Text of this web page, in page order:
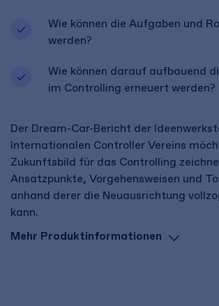
Wie können die Aufgaben und
werden?
Wie können darauf aufbauend
im Controlling erneuert werden?
Der Dream-Car-Bericht der
Internationalen Controller Vereins
Zukunftsbild für das Controlling
Ansatzpunkte, Vorgehensweisen und
anhand derer die Neuausrichtung
kann.
Mehr Produktinformationen